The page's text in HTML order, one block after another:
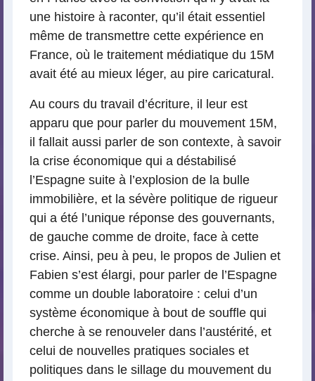
une histoire à raconter, qu’il était essentiel
même de transmettre cette expérience en
France, où le traitement médiatique du 15M
avait été au mieux léger, au pire caricatural.
Au cours du travail d’écriture, il leur est
apparu que pour parler du mouvement 15M,
il fallait aussi parler de son contexte, à savoir
la crise économique qui a déstabilisé
l’Espagne suite à l’explosion de la bulle
immobilière, et la sévère politique de rigueur
qui a été l’unique réponse des gouvernants,
de gauche comme de droite, face à cette
crise. Ainsi, peu à peu, le propos de Julien et
Fabien s’est élargi, pour parler de l’Espagne
comme un double laboratoire : celui d’un
système économique à bout de souffle qui
cherche à se renouveler dans l’austérité, et
celui de nouvelles pratiques sociales et
politiques dans le sillage du mouvement du